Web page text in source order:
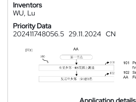
Inventors
WU, Lu
Priority Data
202411748056.5 29.11.2024 CN